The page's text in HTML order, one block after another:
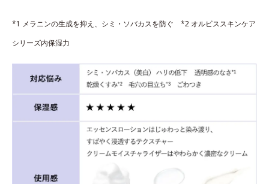
*1 メラニンの生成を抑え、シミ・ソバカスを防ぐ *2 オルビススキンケア
シリーズ内保湿力